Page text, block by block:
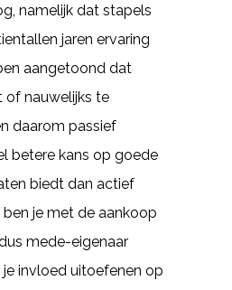
namelijk dat stapels
jaren ervaring
aangetoond dat
of nauwelijks te
daarom passief
betere kans op goede
biedt dan actief
je met de aankoop
mede-eigenaar
invloed uitoefenen op